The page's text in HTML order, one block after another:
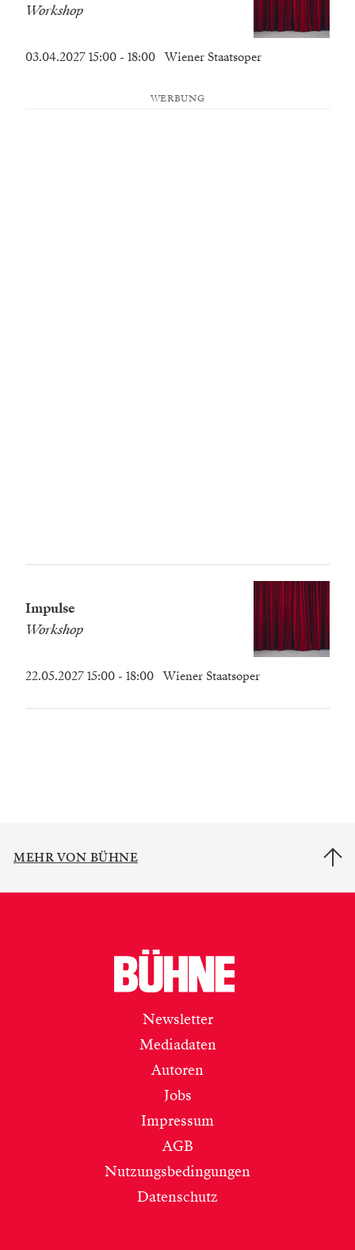
Workshop
03.04.2027 15:00 - 18:00 Wiener Staatsoper
WERBUNG
Impulse
Workshop
22.05.2027 15:00 - 18:00 Wiener Staatsoper
MEHR VON BÜHNE
Newsletter
Mediadaten
Autoren
Jobs
Impressum
AGB
Nutzungsbedingungen
Datenschutz